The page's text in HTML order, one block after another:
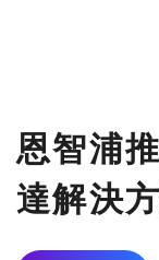
恩智浦
達解決